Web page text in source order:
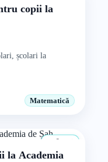
copii la
școlari la
Matematică
8+ ani
la Academia